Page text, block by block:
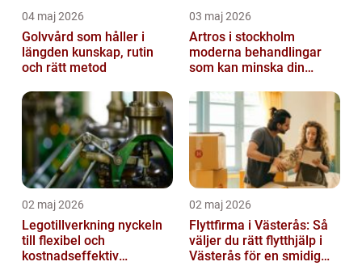
04 maj 2026
Golvvård som håller i
längden kunskap, rutin
och rätt metod
03 maj 2026
Artros i stockholm
moderna behandlingar
som kan minska din
02 maj 2026
Legotillverkning nyckeln
till flexibel och
kostnadseffektiv
02 maj 2026
Flyttfirma i Västerås: Så
väljer du rätt flytthjälp i
Västerås för en smidig